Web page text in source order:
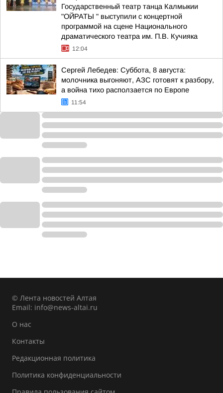
Государственный театр танца Калмыкии
"ОЙРАТЫ " выступили с концертной
программой на сцене Национального
драматического театра им. П.В. Кучияка
12:04
Сергей Лебедев: Суббота, 8 августа:
молочника выгоняют, АЗС готовят к разбору,
а война тихо расползается по Европе
11:54
© Лента новостей Алтая
Email: info@news-altai.ru
О нас
Контакты
Редакционная политика
Политика конфиденциальности